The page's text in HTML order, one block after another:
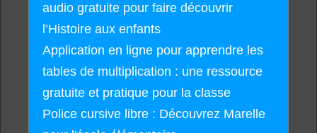
audio gratuite pour faire découvrir
l’Histoire aux enfants
Application en ligne pour apprendre les
tables de multiplication : une ressource
gratuite et pratique pour la classe
Police cursive libre : Découvrez Marelle